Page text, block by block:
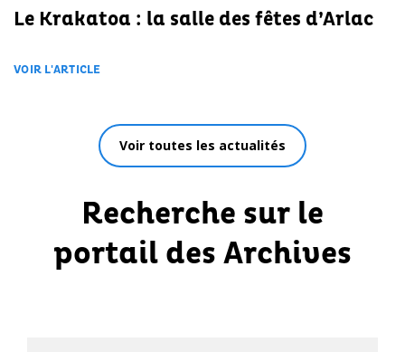
Le Krakatoa : la salle des fêtes d’Arlac
VOIR L'ARTICLE
Voir toutes les actualités
Recherche sur le
portail des Archives